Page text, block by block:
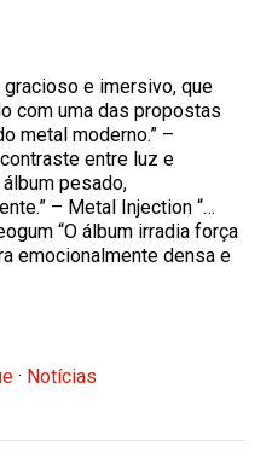
gracioso e imersivo, que
com uma das propostas
metal moderno.” –
entre luz e
álbum pesado,
– Metal Injection “…
“O álbum irradia força
emocionalmente densa e
· Notícias